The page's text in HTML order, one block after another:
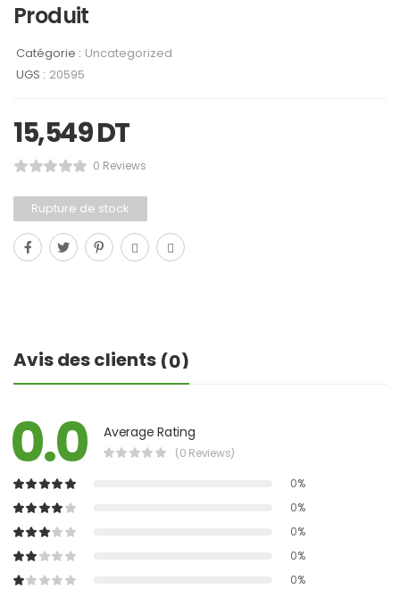
Produit
Catégorie : Uncategorized
UGS : 20595
15,549DT
0 Reviews
Rupture de stock
Avis des clients (0)
0.0 Average Rating
(0 Reviews)
0%
0%
0%
0%
0%